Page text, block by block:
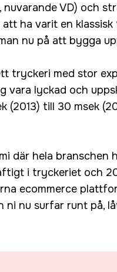
nuvarande VD) och
att ha varit en
nu på att bygga
tryckeri med stor
vara lyckad och
(2013) till 30 msek
där hela branschen
i tryckeriet och
ecommerce
ni nu surfar runt på,